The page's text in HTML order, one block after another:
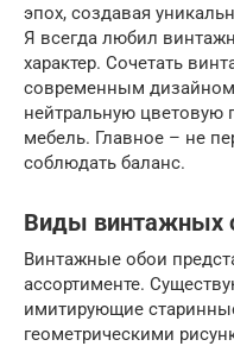
эпох, создавая
Я всегда любил
характер. Сочетать
современным
нейтральную
мебель. Главное – не
соблюдать баланс.
Виды винтажных
Винтажные обои
ассортименте.
имитирующие
геометрическими